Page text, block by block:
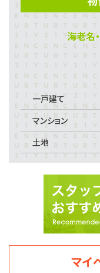
海老名
一戸建て
マンション
土地
マイ